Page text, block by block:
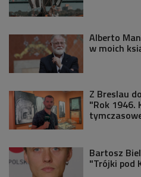
Alberto
w moich
Z Breslau
"Rok 1946.
Bartosz
"Trójki pod